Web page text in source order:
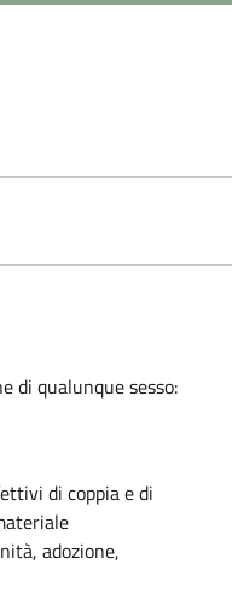
di qualunque sesso:
di coppia e di
adozione,